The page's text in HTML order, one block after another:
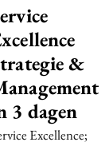
&
3 dagen
Excellence;